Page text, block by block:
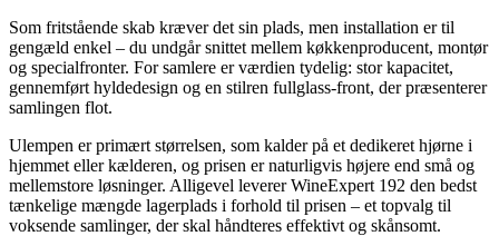
Som fritstående skab kræver det sin plads, men installation er til
gengæld enkel – du undgår snittet mellem køkkenproducent, montør
og specialfronter. For samlere er værdien tydelig: stor kapacitet,
gennemført hyldedesign og en stilren fullglass-front, der præsenterer
samlingen flot.
Ulempen er primært størrelsen, som kalder på et dedikeret hjørne i
hjemmet eller kælderen, og prisen er naturligvis højere end små og
mellemstore løsninger. Alligevel leverer WineExpert 192 den bedst
tænkelige mængde lagerplads i forhold til prisen – et topvalg til
voksende samlinger, der skal håndteres effektivt og skånsomt.